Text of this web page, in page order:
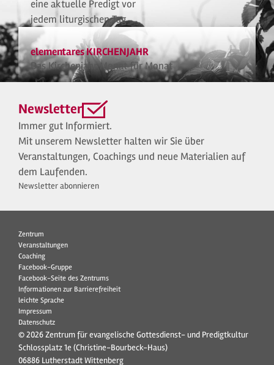
eine aktuelle Predigt vor
jedem liturgischen Tag
elementares KIRCHENJAHR
Das Kirchenjahr Monat für Monat
Newsletter
Immer gut Informiert.
Mit unserem Newsletter halten wir Sie über
Veranstaltungen, Coachings und neue Materialien auf
dem Laufenden.
Newsletter abonnieren
Zentrum
Veranstaltungen
Coaching
Facebook-Gruppe
Facebook-Seite des Zentrums
Informationen zur Barrierefreiheit
leichte Sprache
Impressum
Datenschutz
© 2026 Zentrum für evangelische Gottesdienst- und Predigtkultur
Schlossplatz 1e (Christine-Bourbeck-Haus)
06886 Lutherstadt Wittenberg